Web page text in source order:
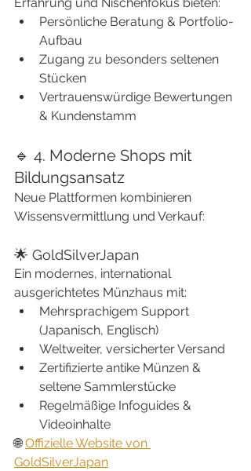
Persönliche Beratung & Portfolio-
Aufbau
Zugang zu besonders seltenen
Stücken
Vertrauenswürdige Bewertungen
& Kundenstamm
🔹 4. Moderne Shops mit
Bildungsansatz
Neue Plattformen kombinieren
Wissensvermittlung und Verkauf:
🌟 GoldSilverJapan
Ein modernes, international
ausgerichtetes Münzhaus mit:
Mehrsprachigem Support
(Japanisch, Englisch)
Weltweiter, versicherter Versand
Zertifizierte antike Münzen &
seltene Sammlerstücke
Regelmäßige Infoguides &
Videoinhalte
🌐 Offizielle Website von
GoldSilverJapan